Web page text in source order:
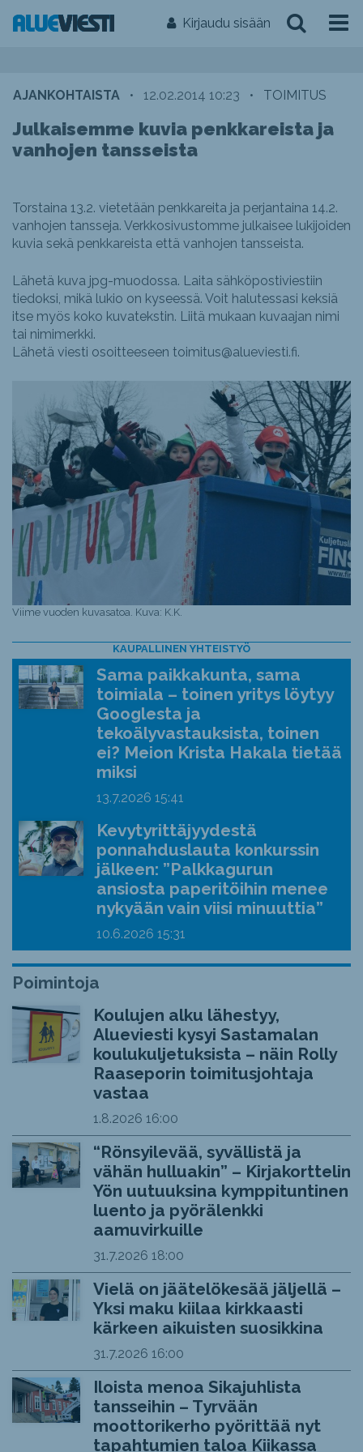
Kirjaudu sisään
AJANKOHTAISTA • 12.02.2014 10:23 • TOIMITUS
Julkaisemme kuvia penkkareista ja
vanhojen tansseista
Torstaina 13.2. vietetään penkkareita ja perjantaina 14.2.
vanhojen tansseja. Verkkosivustomme julkaisee lukijoiden
kuvia sekä penkkareista että vanhojen tansseista.
Lähetä kuva jpg-muodossa. Laita sähköpostiviestiin
tiedoksi, mikä lukio on kyseessä. Voit halutessasi keksiä
itse myös koko kuvatekstin. Liitä mukaan kuvaajan nimi
tai nimimerkki.
Lähetä viesti osoitteeseen toimitus@alueviesti.fi.
Viime vuoden kuvasatoa. Kuva: K.K.
KAUPALLINEN YHTEISTYÖ
Sama paikkakunta, sama
toimiala – toinen yritys löytyy
Googlesta ja
tekoälyvastauksista, toinen
ei? Meion Krista Hakala tietää
miksi
13.7.2026 15:41
Kevytyrittäjyydestä
ponnahduslauta konkurssin
jälkeen: ”Palkkagurun
ansiosta paperitöihin menee
nykyään vain viisi minuuttia”
10.6.2026 15:31
Poimintoja
Koulujen alku lähestyy,
Alueviesti kysyi Sastamalan
koulukuljetuksista – näin Rolly
Raaseporin toimitusjohtaja
vastaa
1.8.2026 16:00
“Rönsyilevää, syvällistä ja
vähän hulluakin” – Kirjakorttelin
Yön uutuuksina kymppituntinen
luento ja pyörälenkki
aamuvirkuille
31.7.2026 18:00
Vielä on jäätelökesää jäljellä –
Yksi maku kiilaa kirkkaasti
kärkeen aikuisten suosikkina
31.7.2026 16:00
Iloista menoa Sikajuhlista
tansseihin – Tyrvään
moottorikerho pyörittää nyt
tapahtumien taloa Kiikassa